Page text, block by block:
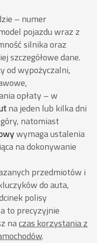
– numer
pojazdu wraz z
silnika oraz
szczegółowe dane.
od wypożyczalni,
opłaty – w
na jeden lub kilka dni
natomiast
wymaga ustalenia
na dokonywanie
przedmiotów i
do auta,
polisy
to precyzyjnie
naczas korzystania z
.